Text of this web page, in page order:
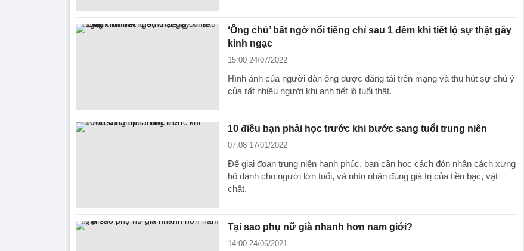
‘Ông chú’ bất ngờ nổi tiếng chỉ sau 1 đêm khi tiết lộ sự thật gây
kinh ngạc
15:00 24/07/2022
Hình ảnh của người đàn ông được đăng tải trên mạng và thu hút sự chú ý
của rất nhiều người khi anh tiết lộ tuổi thật.
10 điều bạn phải học trước khi bước sang tuổi trung niên
07:08 17/01/2022
Để giai đoạn trung niên hạnh phúc, bạn cần học cách đón nhận cách xưng
hô dành cho người lớn tuổi, và nhìn nhận đúng giá trị của tiền bạc, vật
chất.
Tại sao phụ nữ già nhanh hơn nam giới?
14:00 24/06/2021